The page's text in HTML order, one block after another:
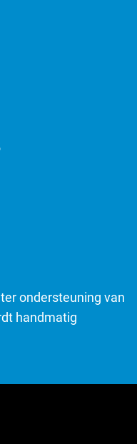
ondersteuning van
handmatig